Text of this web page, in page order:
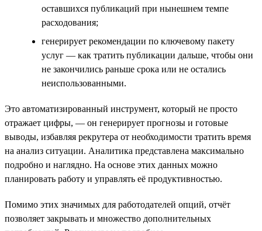
оставшихся публикаций при нынешнем темпе
расходования;
генерирует рекомендации по ключевому пакету
услуг — как тратить публикации дальше, чтобы они
не закончились раньше срока или не остались
неиспользованными.
Это автоматизированный инструмент, который не просто
отражает цифры, — он генерирует прогнозы и готовые
выводы, избавляя рекрутера от необходимости тратить время
на анализ ситуации. Аналитика представлена максимально
подробно и наглядно. На основе этих данных можно
планировать работу и управлять её продуктивностью.
Помимо этих значимых для работодателей опций, отчёт
позволяет закрывать и множество дополнительных